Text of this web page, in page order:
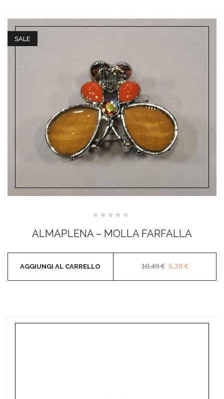
SALE
5
ALMAPLENA – MOLLA FARFALLA
10,49€ Il prezzo
5,30€Il prezzo
AGGIUNGI AL CARRELLO